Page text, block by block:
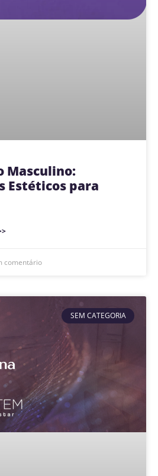
Masculino:
Estéticos para
comentário
SEM CATEGORIA